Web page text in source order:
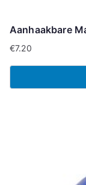
Aanhaakbare
€7.20